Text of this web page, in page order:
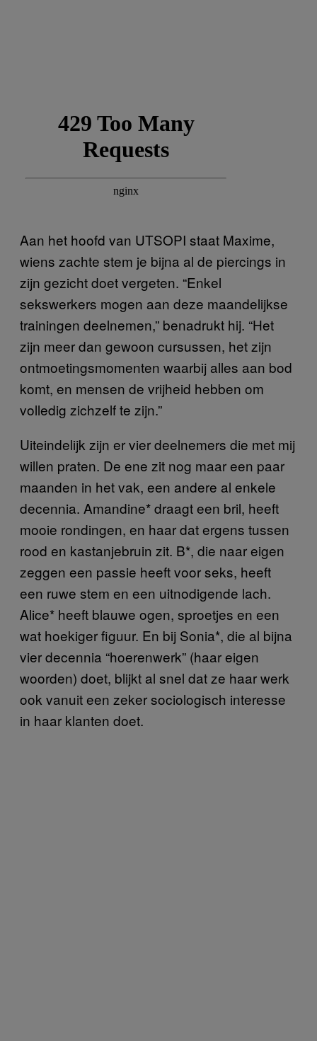
Aan het hoofd van UTSOPI staat Maxime,
wiens zachte stem je bijna al de piercings in
zijn gezicht doet vergeten. “Enkel
sekswerkers mogen aan deze maandelijkse
trainingen deelnemen,” benadrukt hij. “Het
zijn meer dan gewoon cursussen, het zijn
ontmoetingsmomenten waarbij alles aan bod
komt, en mensen de vrijheid hebben om
volledig zichzelf te zijn.”
Uiteindelijk zijn er vier deelnemers die met mij
willen praten. De ene zit nog maar een paar
maanden in het vak, een andere al enkele
decennia. Amandine* draagt een bril, heeft
mooie rondingen, en haar dat ergens tussen
rood en kastanjebruin zit. B*, die naar eigen
zeggen een passie heeft voor seks, heeft
een ruwe stem en een uitnodigende lach.
Alice* heeft blauwe ogen, sproetjes en een
wat hoekiger figuur. En bij Sonia*, die al bijna
vier decennia “hoerenwerk” (haar eigen
woorden) doet, blijkt al snel dat ze haar werk
ook vanuit een zeker sociologisch interesse
in haar klanten doet.